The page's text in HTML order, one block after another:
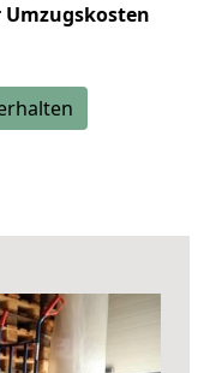
Umzugskosten